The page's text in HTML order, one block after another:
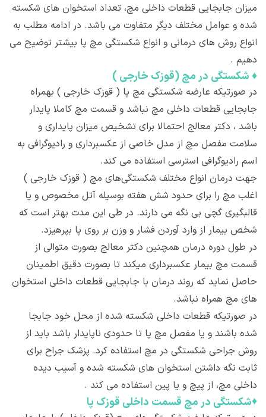
میزان جابجایی قطعات داخلی مچ، تعداد استخوان های شکسته
شده و عوامل مختلف دیگر متفاوت می باشد. در ادامه مطلب به
انواع روش های درمانی و انواع شکستگی مچ پا بیشتر توضیح می
دهیم .
♦شکستگی در مچ (قوزک خارجی )
در صورتیکه عارضه شکستگی مچ پا ( قوزک خارجی ) بهمراه
جابجایی قطعات داخلی مچ نباشد و قسمت مچ کاملا پایدار
باشد ، دکتر معالج احتمالا برای تشخیص میزان پایداری و
سلامت مفصل مچ از مدل خاصی از عکسبرداری و رادیوگرافی به
اسم رادیوگرافی استرسی استفاده می کند.
جهت درمان انواع مختلف شکستگی‌های مچ ( قوزک خارجی )
اغلب مچ را برای حدود شش هفته بوسیله آتل مخصوص و یا
قالبگیری گچی بی نگه می دارند. در طی این مدت بهتر است که
شخص بیمار از وارد آوردن فشار و وزن بر روی پا بپرهیزد.
در طول دوره درمان همچنین دکتر معالج بصورت متوالی از
قسمت مچ بیمار عکسبرداری میکند تا بصورت دقیق اطمینان
حاصل نماید که روند درمان با جابجایی قطعات داخلی استخوان
های مچ همراه نباشد.
در صورتیکه قطعات داخلی شکسته شده از محل خود جابجا
شده باشند و یا مفصل مچ پا تا حدودی ناپایدار باشد باید از
روش جراحی شکستگی در مچ استفاده کرد. پزشک جراح برای
ثابت نگه داشتن استخوان های شکسته شده و آسیب دیده
داخلی مچ، از پیچ و یا پین استفاده می کند .
♦شکستگی در مچ قسمت داخلی قوزک پا